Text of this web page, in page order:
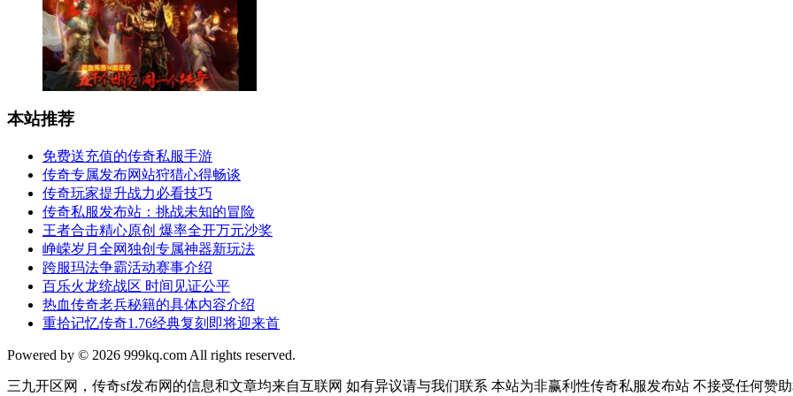
本站推荐
免费送充值的传奇私服手游
传奇专属发布网站狩猎心得畅谈
传奇玩家提升战力必看技巧
传奇私服发布站：挑战未知的冒险
王者合击精心原创 爆率全开万元沙奖
峥嵘岁月全网独创专属神器新玩法
跨服玛法争霸活动赛事介绍
百乐火龙统战区 时间见证公平
热血传奇老兵秘籍的具体内容介绍
重拾记忆传奇1.76经典复刻即将迎来首
Powered by © 2026 999kq.com All rights reserved.
三九开区网，传奇sf发布网的信息和文章均来自互联网 如有异议请与我们联系 本站为非赢利性传奇私服发布站 不接受任何赞